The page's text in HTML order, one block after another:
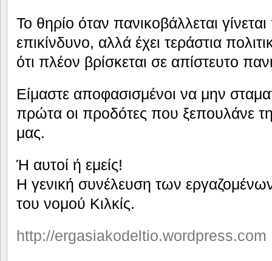
Το θηρίο όταν πανικοβάλλεται
επικίνδυνο, αλλά έχει τεράστια
ότι πλέον βρίσκεται σε απίστευτο
Είμαστε αποφασισμένοι να μην
πρώτα οι προδότες που ξεπουλάνε
μας.
Ή αυτοί ή εμείς!
Η γενική συνέλευση των
του νομού Κιλκίς.
http://ergasiakodeltio.wordpress.com